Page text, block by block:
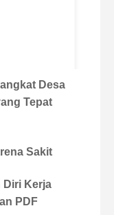
Desa
Tepat
Sakit
Diri Kerja
PDF